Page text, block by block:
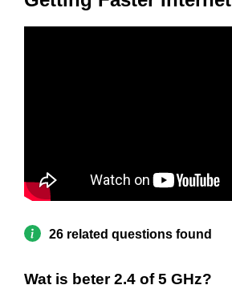
26 related questions found
Wat is beter 2.4 of 5 GHz?